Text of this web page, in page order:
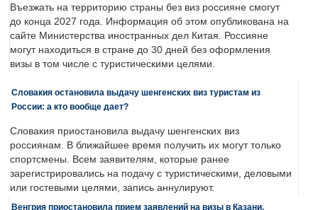
Въезжать на территорию страны без виз россияне смогут
до конца 2027 года. Информация об этом опубликована на
сайте Министерства иностранных дел Китая. Россияне
могут находиться в стране до 30 дней без оформления
визы в том числе с туристическими целями.
Словакия остановила выдачу шенгенских виз туристам из
России: а кто вообще дает?
Словакия приостановила выдачу шенгенских виз
россиянам. В ближайшее время получить их могут только
спортсмены. Всем заявителям, которые ранее
зарегистрировались на подачу с туристическими, деловыми
или гостевыми целями, запись аннулируют.
Венгрия приостановила прием заявлений на визы в Казани,